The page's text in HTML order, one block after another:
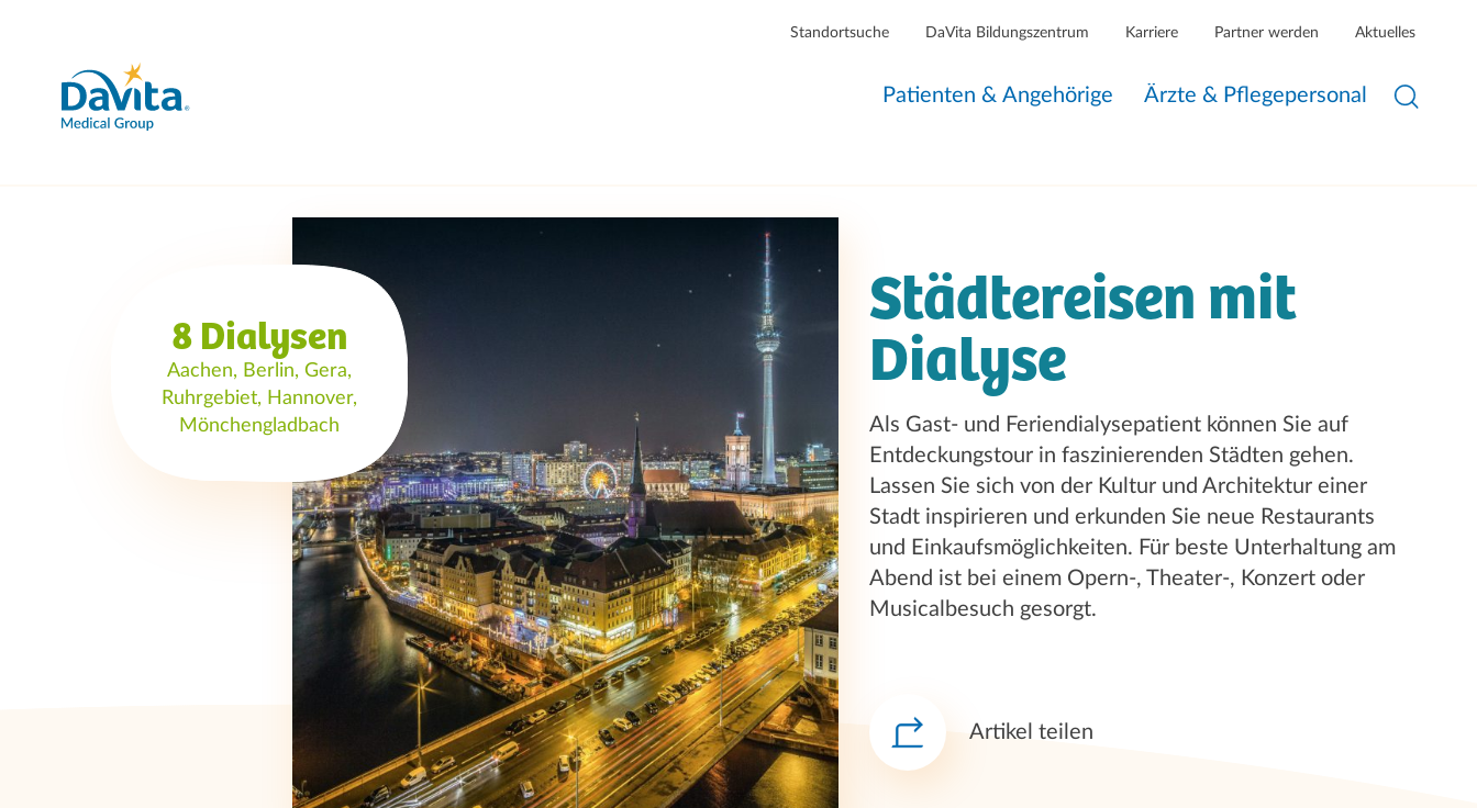
Standortsuche DaVita Bildungszentrum Karriere Partner werden Aktuelles
Patienten & Angehörige Ärzte & Pflegepersonal
8 Dialysen
Aachen, Berlin, Gera,
Ruhrgebiet, Hannover,
Mönchengladbach
Städtereisen mit
Dialyse
Als Gast- und Feriendialysepatient können Sie auf
Entdeckungstour in faszinierenden Städten gehen.
Lassen Sie sich von der Kultur und Architektur einer
Stadt inspirieren und erkunden Sie neue Restaurants
und Einkaufsmöglichkeiten. Für beste Unterhaltung am
Abend ist bei einem Opern-, Theater-, Konzert oder
Musicalbesuch gesorgt.
Artikel teilen